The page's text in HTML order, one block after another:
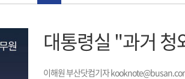
대통령실 "과거 청
이해원 부산닷컴기자